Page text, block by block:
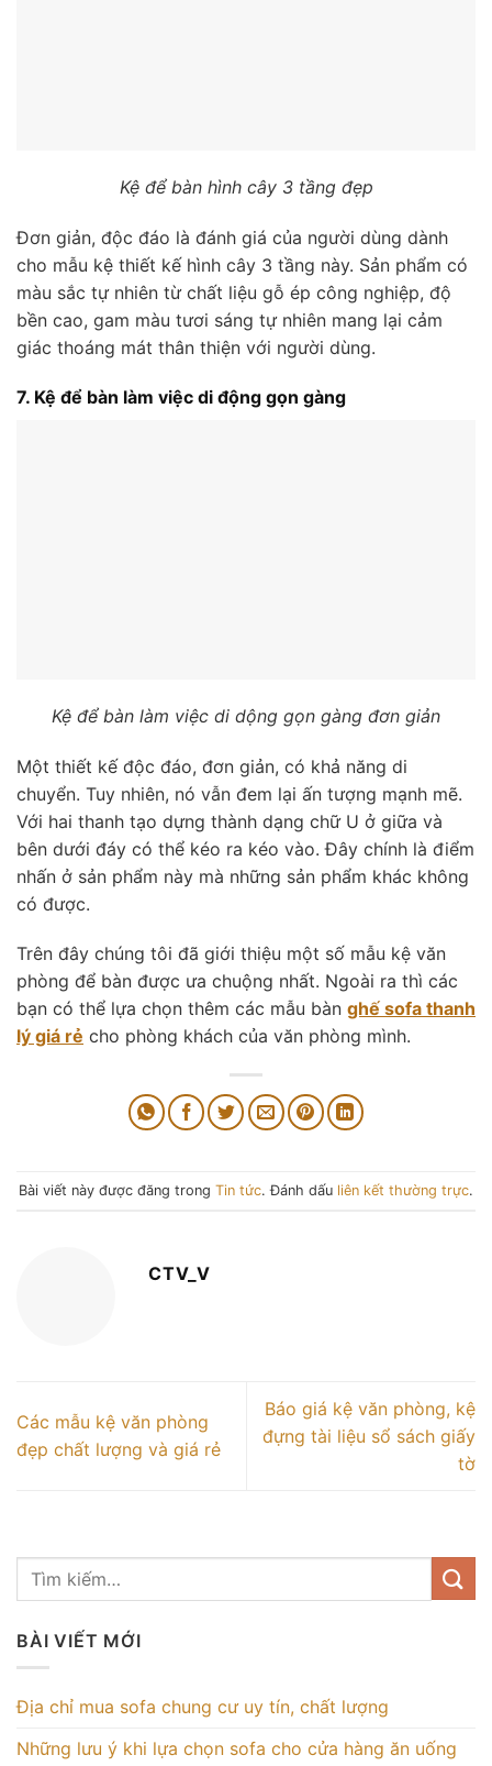
Kệ để bàn hình cây 3 tầng đẹp
Đơn giản, độc đáo là đánh giá của người dùng dành
cho mẫu kệ thiết kế hình cây 3 tầng này. Sản phẩm có
màu sắc tự nhiên từ chất liệu gỗ ép công nghiệp, độ
bền cao, gam màu tươi sáng tự nhiên mang lại cảm
giác thoáng mát thân thiện với người dùng.
7. Kệ để bàn làm việc di động gọn gàng
Kệ để bàn làm việc di dộng gọn gàng đơn giản
Một thiết kế độc đáo, đơn giản, có khả năng di
chuyển. Tuy nhiên, nó vẫn đem lại ấn tượng mạnh mẽ.
Với hai thanh tạo dựng thành dạng chữ U ở giữa và
bên dưới đáy có thể kéo ra kéo vào. Đây chính là điểm
nhấn ở sản phẩm này mà những sản phẩm khác không
có được.
Trên đây chúng tôi đã giới thiệu một số mẫu kệ văn
phòng để bàn được ưa chuộng nhất. Ngoài ra thì các
bạn có thể lựa chọn thêm các mẫu bàn ghế sofa thanh
lý giá rẻ cho phòng khách của văn phòng mình.
Bài viết này được đăng trong Tin tức. Đánh dấu liên kết thường trực.
CTV_V
Các mẫu kệ văn phòng
đẹp chất lượng và giá rẻ
Báo giá kệ văn phòng, kệ
đựng tài liệu sổ sách giấy
tờ
BÀI VIẾT MỚI
Địa chỉ mua sofa chung cư uy tín, chất lượng
Những lưu ý khi lựa chọn sofa cho cửa hàng ăn uống